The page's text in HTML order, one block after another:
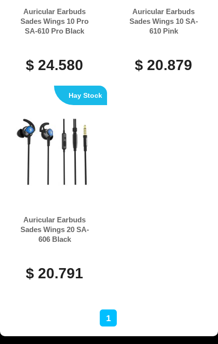
Auricular Earbuds
Sades Wings 10 Pro
SA-610 Pro Black
$ 24.580
Auricular Earbuds
Sades Wings 10 SA-
610 Pink
$ 20.879
Auricular Earbuds
Sades Wings 20 SA-
606 Black
$ 20.791
Hay Stock
1